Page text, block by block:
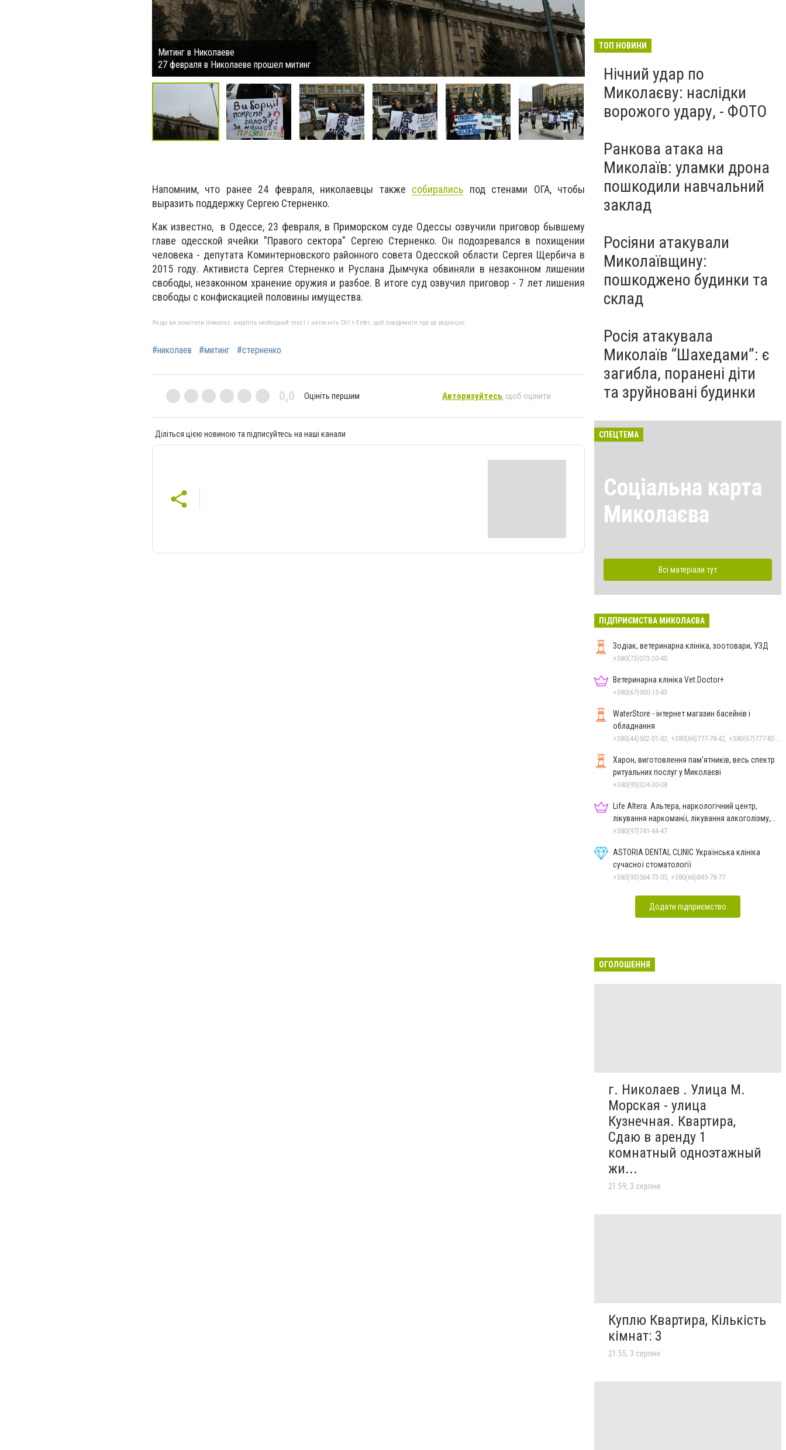
Митинг в Николаеве
27 февраля в Николаеве прошел митинг
Митинг в Николаеве
Напомним, что ранее 24 февраля, николаевцы также собирались под стенами ОГА, чтобы
выразить поддержку Сергею Стерненко.
Как известно, в Одессе, 23 февраля, в Приморском суде Одессы озвучили приговор бывшему
главе одесской ячейки "Правого сектора" Сергею Стерненко. Он подозревался в похищении
человека - депутата Коминтерновского районного совета Одесской области Сергея Щербича в
2015 году. Активиста Сергея Стерненко и Руслана Дымчука обвиняли в незаконном лишении
свободы, незаконном хранение оружия и разбое. В итоге суд озвучил приговор - 7 лет лишения
свободы с конфискацией половины имущества.
Якщо ви помітили помилку, виділіть необхідний текст і натисніть Ctrl + Enter, щоб повідомити про це редакцію
#николаев #митинг #стерненко
0,0 Оцініть першим Авторизуйтесь, щоб оцінити
Діліться цією новиною та підписуйтесь на наші канали
ТОП НОВИНИ
Нічний удар по
Миколаєву: наслідки
ворожого удару, - ФОТО
Ранкова атака на
Миколаїв: уламки дрона
пошкодили навчальний
заклад
Росіяни атакували
Миколаївщину:
пошкоджено будинки та
склад
Росія атакувала
Миколаїв “Шахедами”: є
загибла, поранені діти
та зруйновані будинки
СПЕЦТЕМА
Соціальна карта
Миколаєва
Всі матеріали тут
ПІДПРИЄМСТВА МИКОЛАЄВА
Зодіак, ветеринарна клініка, зоотовари, УЗД
+380(73)073-20-40
Ветеринарна клініка Vet.Doctor+
+380(67)900-15-43
WaterStore - інтернет магазин басейнів і
обладнання
Харон, виготовлення пам'ятників, весь спектр
ритуальних послуг у Миколаєві
+380(95)324-30-08
Life Altera. Альтера, наркологічний центр,
лікування наркоманії, лікування алкоголізму,
зняття ломки
+380(97)741-44-47
ASTORIA DENTAL CLINIC Українська клініка
сучасної стоматології
+380(93)564-73-05, +380(66)845-78-77
Додати підприємство
ОГОЛОШЕННЯ
г. Николаев . Улица М.
Морская - улица
Кузнечная. Квартира,
Сдаю в аренду 1
комнатный одноэтажный
жи...
21:59, 3 серпня
Куплю Квартира, Кількість
кімнат: 3
21:55, 3 серпня